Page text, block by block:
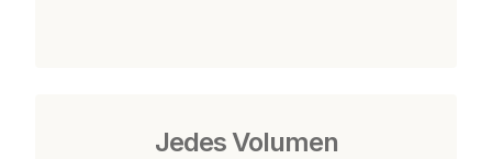
Jedes Volumen